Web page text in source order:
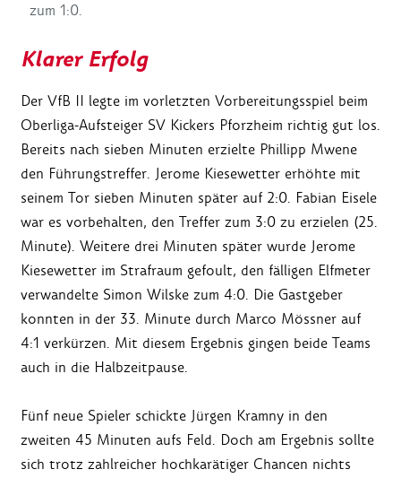
zum 1:0.
Klarer Erfolg
Der VfB II legte im vorletzten Vorbereitungsspiel beim
Oberliga-Aufsteiger SV Kickers Pforzheim richtig gut los.
Bereits nach sieben Minuten erzielte Phillipp Mwene
den Führungstreffer. Jerome Kiesewetter erhöhte mit
seinem Tor sieben Minuten später auf 2:0. Fabian Eisele
war es vorbehalten, den Treffer zum 3:0 zu erzielen (25.
Minute). Weitere drei Minuten später wurde Jerome
Kiesewetter im Strafraum gefoult, den fälligen Elfmeter
verwandelte Simon Wilske zum 4:0. Die Gastgeber
konnten in der 33. Minute durch Marco Mössner auf
4:1 verkürzen. Mit diesem Ergebnis gingen beide Teams
auch in die Halbzeitpause.
Fünf neue Spieler schickte Jürgen Kramny in den
zweiten 45 Minuten aufs Feld. Doch am Ergebnis sollte
sich trotz zahlreicher hochkarätiger Chancen nichts